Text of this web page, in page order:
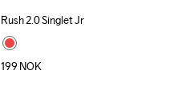
Rush 2.0 Singlet Jr
199 NOK